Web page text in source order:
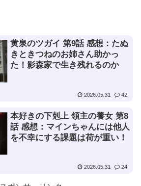
黄泉のツガイ 第9話 感想：たぬ
きときつねのお姉さん助かっ
た！影森家で生き残れるのか
2026.05.31 42
本好きの下剋上 領主の養女 第8
話 感想：マインちゃんには他人
を不幸にする課題は荷が重い！
2026.05.31 24